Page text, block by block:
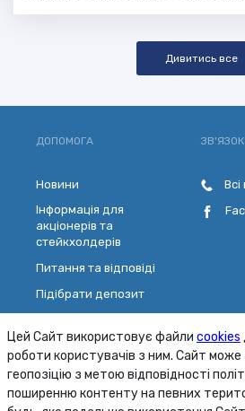
Дивитись все
Цей Сайт використовує файли cookies
роботи користувачів з ним. Сайт
геопозіцію з метою відповідності
поширенню контенту на певних
ДОПОМОГА
Новини
Інформація для
акціонерів та
стейкхолдерів
Питання та відповіді
Підібрати депозит
Обрати платіжну картку
Зворотній зв'язок